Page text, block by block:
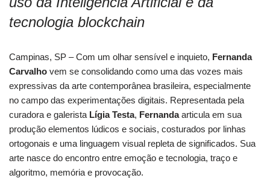
tecnologia blockchain
Campinas, SP – Com um olhar sensível e inquieto, Fernanda
Carvalho vem se consolidando como uma das vozes mais
expressivas da arte contemporânea brasileira, especialmente
no campo das experimentações digitais. Representada pela
curadora e galerista Lígia Testa, Fernandaarticula em sua
produção elementos lúdicos e sociais, costurados por linhas
ortogonais e uma linguagem visual repleta de significados. Sua
arte nasce do encontro entre emoção e tecnologia, traço e
algoritmo, memória e provocação.